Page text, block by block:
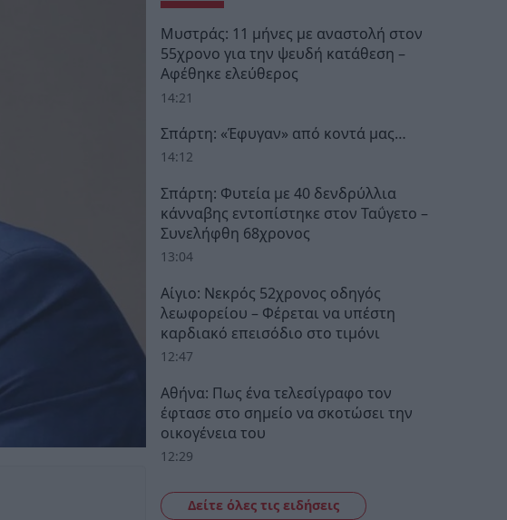
Μυστράς: 11 μήνες με αναστολή στον
55χρονο για την ψευδή κατάθεση –
Αφέθηκε ελεύθερος
14:21
Σπάρτη: «Έφυγαν» από κοντά μας…
14:12
Σπάρτη: Φυτεία με 40 δενδρύλλια
κάνναβης εντοπίστηκε στον Ταΰγετο –
Συνελήφθη 68χρονος
13:04
Αίγιο: Νεκρός 52χρονος οδηγός
λεωφορείου – Φέρεται να υπέστη
καρδιακό επεισόδιο στο τιμόνι
12:47
Αθήνα: Πως ένα τελεσίγραφο τον
έφτασε στο σημείο να σκοτώσει την
οικογένεια του
12:29
Δείτε όλες τις ειδήσεις